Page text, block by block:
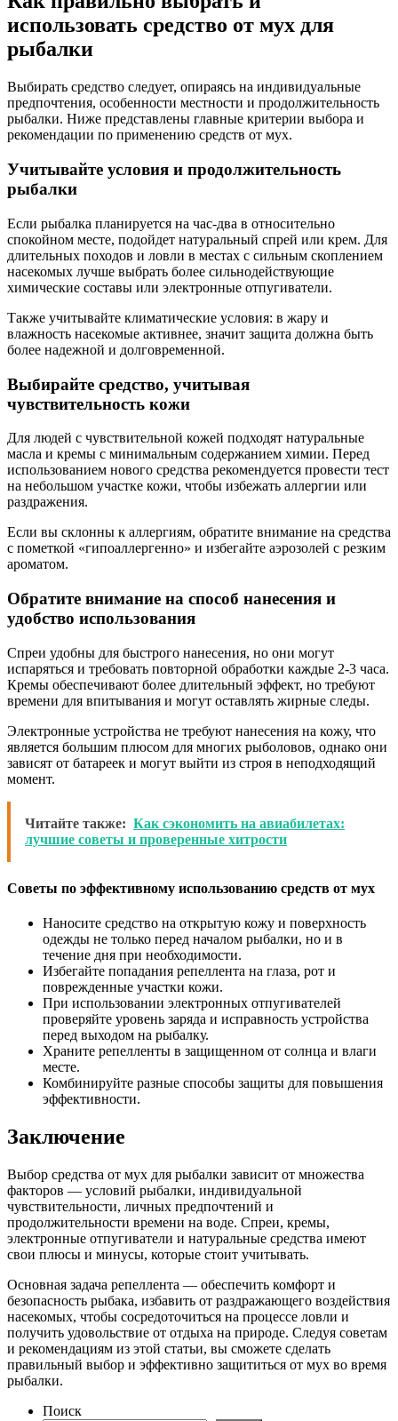
использовать средство от мух для
рыбалки
Выбирать средство следует, опираясь на индивидуальные
предпочтения, особенности местности и продолжительность
рыбалки. Ниже представлены главные критерии выбора и
рекомендации по применению средств от мух.
Учитывайте условия и продолжительность
рыбалки
Если рыбалка планируется на час-два в относительно
спокойном месте, подойдет натуральный спрей или крем. Для
длительных походов и ловли в местах с сильным скоплением
насекомых лучше выбрать более сильнодействующие
химические составы или электронные отпугиватели.
Также учитывайте климатические условия: в жару и
влажность насекомые активнее, значит защита должна быть
более надежной и долговременной.
Выбирайте средство, учитывая
чувствительность кожи
Для людей с чувствительной кожей подходят натуральные
масла и кремы с минимальным содержанием химии. Перед
использованием нового средства рекомендуется провести тест
на небольшом участке кожи, чтобы избежать аллергии или
раздражения.
Если вы склонны к аллергиям, обратите внимание на средства
с пометкой «гипоаллергенно» и избегайте аэрозолей с резким
ароматом.
Обратите внимание на способ нанесения и
удобство использования
Спреи удобны для быстрого нанесения, но они могут
испаряться и требовать повторной обработки каждые 2-3 часа.
Кремы обеспечивают более длительный эффект, но требуют
времени для впитывания и могут оставлять жирные следы.
Электронные устройства не требуют нанесения на кожу, что
является большим плюсом для многих рыболовов, однако они
зависят от батареек и могут выйти из строя в неподходящий
момент.
Читайте также: Как сэкономить на авиабилетах:
лучшие советы и проверенные хитрости
Советы по эффективному использованию средств от мух
Наносите средство на открытую кожу и поверхность
одежды не только перед началом рыбалки, но и в
течение дня при необходимости.
Избегайте попадания репеллента на глаза, рот и
поврежденные участки кожи.
При использовании электронных отпугивателей
проверяйте уровень заряда и исправность устройства
перед выходом на рыбалку.
Храните репелленты в защищенном от солнца и влаги
месте.
Комбинируйте разные способы защиты для повышения
эффективности.
Заключение
Выбор средства от мух для рыбалки зависит от множества
факторов — условий рыбалки, индивидуальной
чувствительности, личных предпочтений и
продолжительности времени на воде. Спреи, кремы,
электронные отпугиватели и натуральные средства имеют
свои плюсы и минусы, которые стоит учитывать.
Основная задача репеллента — обеспечить комфорт и
безопасность рыбака, избавить от раздражающего воздействия
насекомых, чтобы сосредоточиться на процессе ловли и
получить удовольствие от отдыха на природе. Следуя советам
и рекомендациям из этой статьи, вы сможете сделать
правильный выбор и эффективно защититься от мух во время
рыбалки.
Поиск